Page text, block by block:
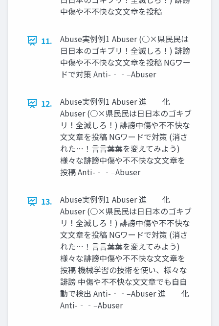
中傷や不不快な⽂文章を投稿
11.
Abuse実例例1 Abuser (○×県⺠民は
⽇日本のゴキブリ！全滅しろ！) 誹謗
中傷や不不快な⽂文章を投稿 NGワー
ドで対策 Anti-‐‑‒Abuser
12.
Abuse実例例1 Abuser 進 化
Abuser (○×県⺠民は⽇日本のゴキブ
リ！全滅しろ！) 誹謗中傷や不不快な
⽂文章を投稿 NGワードで対策 (消さ
れた…！⾔言葉葉を変えてみよう)
様々な誹謗中傷や不不快な⽂文章を
投稿 Anti-‐‑‒Abuser
13.
Abuse実例例1 Abuser 進 化
Abuser (○×県⺠民は⽇日本のゴキブ
リ！全滅しろ！) 誹謗中傷や不不快な
⽂文章を投稿 NGワードで対策 (消さ
れた…！⾔言葉葉を変えてみよう)
様々な誹謗中傷や不不快な⽂文章を
投稿 機械学習の技術を使い、様々な
誹謗 中傷や不不快な⽂文章でも⾃自
動で検出 Anti-‐‑‒Abuser 進 化
Anti-‐‑‒Abuser